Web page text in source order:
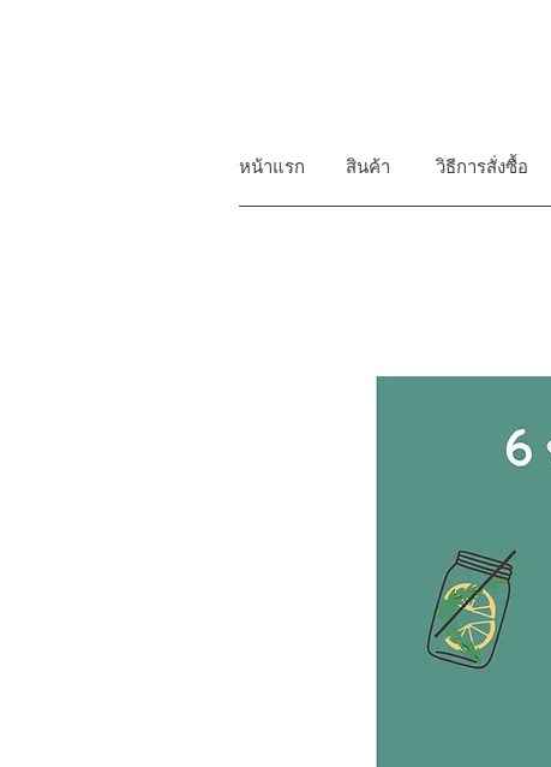
หน้าแรก สินค้า วิธีการสั่งซื้อ